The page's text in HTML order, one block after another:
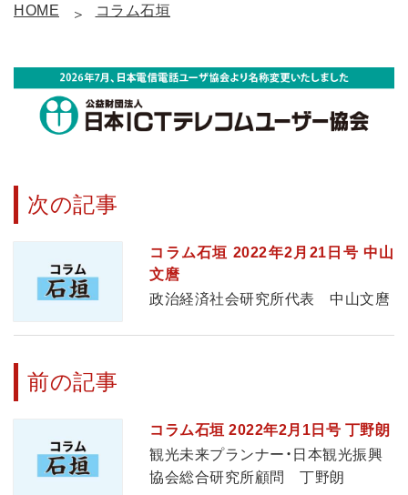
HOME コラム石垣
次の記事
コラム石垣 2022年2月21日号 中山
文麿
政治経済社会研究所代表 中山文麿
前の記事
コラム石垣 2022年2月1日号 丁野朗
観光未来プランナー・日本観光振興
協会総合研究所顧問 丁野朗